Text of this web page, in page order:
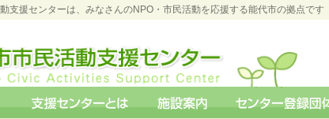
支援センターは、みなさんのNPO・市民活動を応援する能代市の拠点です